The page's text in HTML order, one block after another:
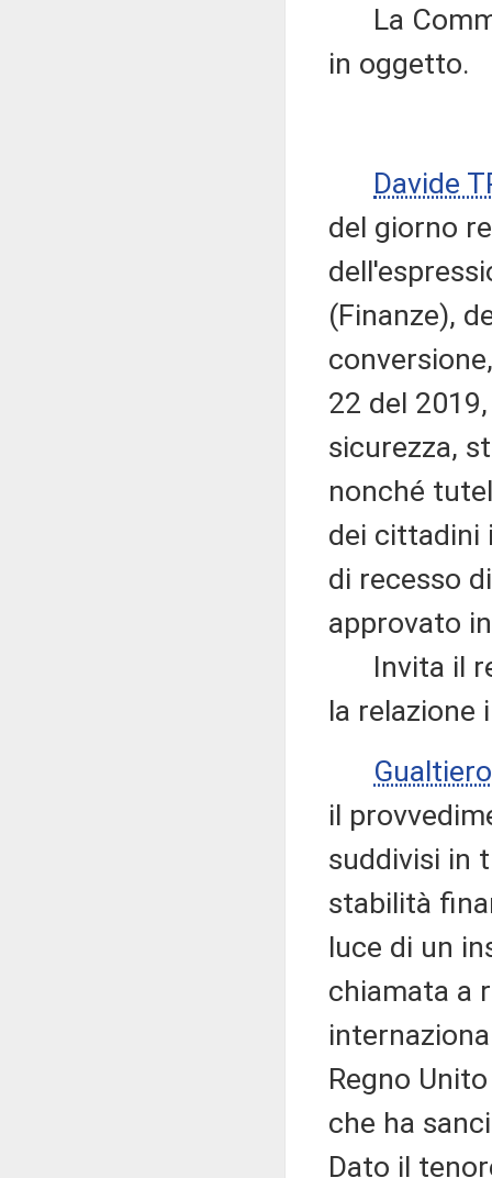
La
in oggetto.
Davide
del giorno
(Finanze),
22 del
sicurezza,
nonché
dei cittadini
di recesso
approvato
Invita il
la relazione
il
suddivisi in
stabilità
luce di un
chiamata a
Regno
che ha
Dato il